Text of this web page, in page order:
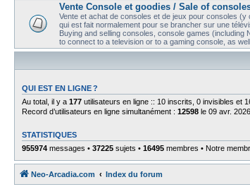
Vente Console et goodies / Sale of
Vente et achat de consoles et de jeux pour consoles
qui est fait normalement pour se brancher sur une
Buying and selling consoles, console games
to connect to a television or to a gaming console, as
QUI EST EN LIGNE ?
Au total, il y a 177 utilisateurs en ligne :: 10 inscrits, 0 invisibles et
Record d’utilisateurs en ligne simultanément : 12598 le 09 avr.
STATISTIQUES
955974 messages • 37225 sujets • 16495 membres • Notre
Neo-Arcadia.com Index du forum